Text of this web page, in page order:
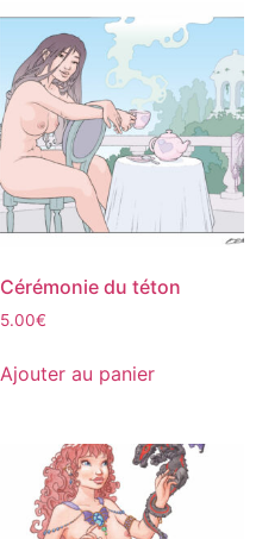
Cérémonie du téton
5.00€
Ajouter au panier